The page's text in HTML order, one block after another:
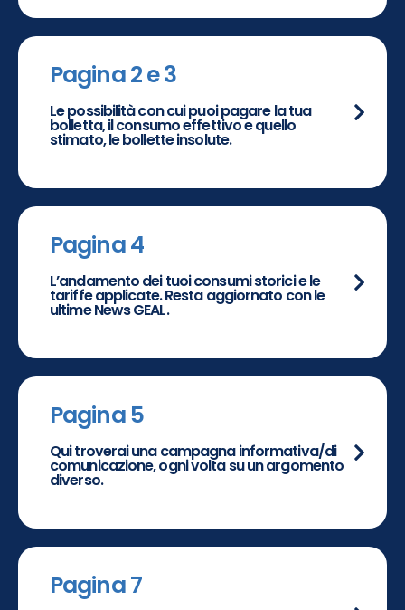
Pagina 2 e 3
Le possibilità con cui puoi pagare la tua
bolletta, il consumo effettivo e quello
stimato, le bollette insolute.
Pagina 4
L’andamento dei tuoi consumi storici e le
tariffe applicate. Resta aggiornato con le
ultime News GEAL.
Pagina 5
Qui troverai una campagna informativa/di
comunicazione, ogni volta su un argomento
diverso.
Pagina 7